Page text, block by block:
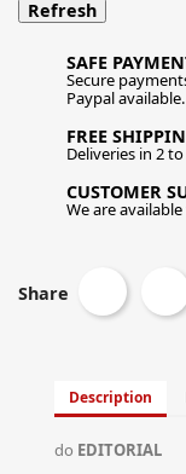
SAFE
Secure
Paypal available.
FREE
Deliveries in 2
CUSTOMER
We are
Share
Description
do EDITORIAL